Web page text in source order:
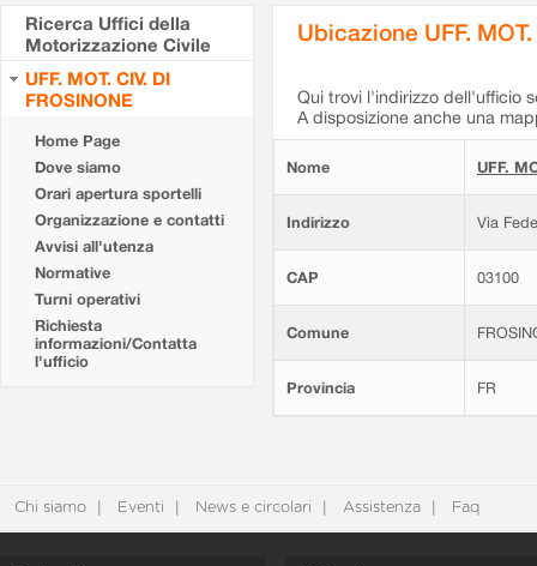
Ricerca Uffici della
Motorizzazione Civile
UFF. MOT. CIV. DI
FROSINONE
Home Page
Dove siamo
Orari apertura sportelli
Organizzazione e contatti
Avvisi all'utenza
Normative
Turni operativi
Richiesta
informazioni/Contatta
l'ufficio
Ubicazione UFF.
Qui trovi l'indirizzo dell'ufficio
A disposizione anche una
Nome UFF.
Indirizzo Via
CAP 03100
Comune
Provincia FR
Chi siamo Eventi News e circolari Assistenza Faq